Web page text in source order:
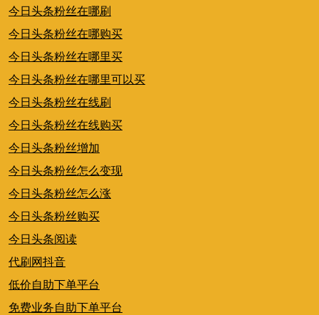
今日头条粉丝在哪刷
今日头条粉丝在哪购买
今日头条粉丝在哪里买
今日头条粉丝在哪里可以买
今日头条粉丝在线刷
今日头条粉丝在线购买
今日头条粉丝增加
今日头条粉丝怎么变现
今日头条粉丝怎么涨
今日头条粉丝购买
今日头条阅读
代刷网抖音
低价自助下单平台
免费业务自助下单平台